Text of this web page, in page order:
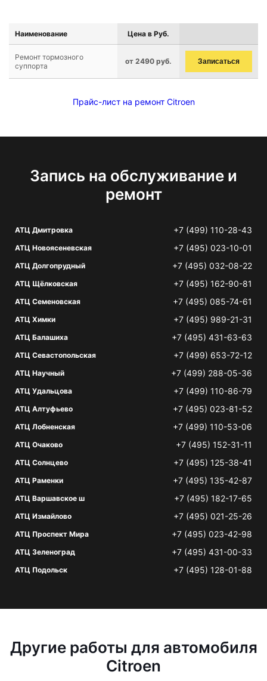
Наименование Цена в Руб.
Ремонт тормозного
суппорта
от 2490 руб. Записаться
Прайс-лист на ремонт Citroen
Запись на обслуживание и
ремонт
АТЦ Дмитровка +7 (499) 110-28-43
АТЦ Новоясеневская +7 (495) 023-10-01
АТЦ Долгопрудный +7 (495) 032-08-22
АТЦ Щёлковская +7 (495) 162-90-81
АТЦ Семеновская +7 (495) 085-74-61
АТЦ Химки +7 (495) 989-21-31
АТЦ Балашиха +7 (495) 431-63-63
АТЦ Севастопольская +7 (499) 653-72-12
АТЦ Научный +7 (499) 288-05-36
АТЦ Удальцова +7 (499) 110-86-79
АТЦ Алтуфьево +7 (495) 023-81-52
АТЦ Лобненская +7 (499) 110-53-06
АТЦ Очаково +7 (495) 152-31-11
АТЦ Солнцево +7 (495) 125-38-41
АТЦ Раменки +7 (495) 135-42-87
АТЦ Варшавское ш +7 (495) 182-17-65
АТЦ Измайлово +7 (495) 021-25-26
АТЦ Проспект Мира +7 (495) 023-42-98
АТЦ Зеленоград +7 (495) 431-00-33
АТЦ Подольск +7 (495) 128-01-88
Другие работы для автомобиля
Citroen